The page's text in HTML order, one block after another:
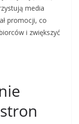
media
promocji, co
i zwiększyć